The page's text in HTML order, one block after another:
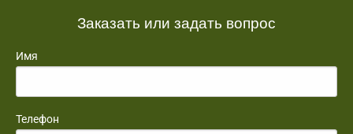
Заказать или задать вопрос
Имя
Телефон